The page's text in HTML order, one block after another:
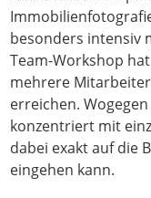
besonders intensiv
Team-Workshop
mehrere
erreichen.
konzentriert mit
dabei exakt auf die
eingehen kann.